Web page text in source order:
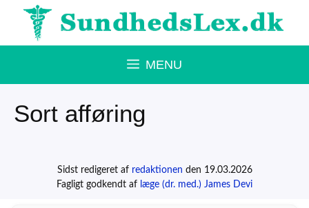
Hop
MENU
Sort afføring
Sidst redigeret af redaktionen den 19.03.2026
Fagligt godkendt af læge (dr. med.) James Devi